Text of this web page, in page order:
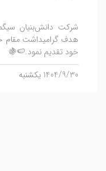
شرکت دانش‌بنیان
هدف گرامیداشت مقام
خود تقدیم نمود.🍉🍇
1404/9/30 یکشنبه